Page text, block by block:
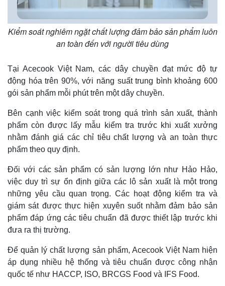
Kiểm soát nghiêm ngặt chất lượng đảm bảo sản phẩm luôn
an toàn đến với người tiêu dùng
Tại Acecook Việt Nam, các dây chuyền đạt mức độ tự
động hóa trên 90%, với năng suất trung bình khoảng 600
gói sản phẩm mỗi phút trên một dây chuyền.
Bên cạnh việc kiểm soát trong quá trình sản xuất, thành
phẩm còn được lấy mẫu kiểm tra trước khi xuất xưởng
nhằm đánh giá các chỉ tiêu chất lượng và an toàn thực
phẩm theo quy định.
Đối với các sản phẩm có sản lượng lớn như Hảo Hảo,
việc duy trì sự ổn định giữa các lô sản xuất là một trong
những yêu cầu quan trọng. Các hoạt động kiểm tra và
giám sát được thực hiện xuyên suốt nhằm đảm bảo sản
phẩm đáp ứng các tiêu chuẩn đã được thiết lập trước khi
đưa ra thị trường.
Để quản lý chất lượng sản phẩm, Acecook Việt Nam hiện
áp dụng nhiều hệ thống và tiêu chuẩn được công nhận
quốc tế như HACCP, ISO, BRCGS Food và IFS Food.